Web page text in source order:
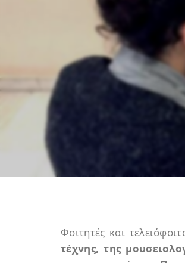
Φοιτητές και
τέχνης, της